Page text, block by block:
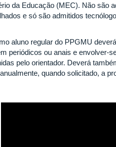
da Educação (MEC). Não são
e só são admitidos
aluno regular do PPGMU
periódicos ou anais e envolver-
pelo orientador. Deverá
quando solicitado, a